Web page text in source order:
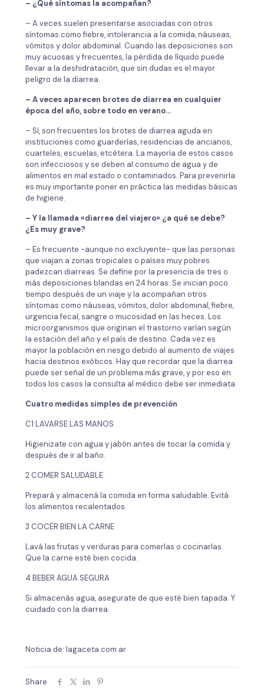
– ¿Qué síntomas la acompañan?
– A veces suelen presentarse asociadas con otros
síntomas como fiebre, intolerancia a la comida, náuseas,
vómitos y dolor abdominal. Cuando las deposiciones son
muy acuosas y frecuentes, la pérdida de líquido puede
llevar a la deshidratación, que sin dudas es el mayor
peligro de la diarrea.
– A veces aparecen brotes de diarrea en cualquier
época del año, sobre todo en verano…
– Sí, son frecuentes los brotes de diarrea aguda en
instituciones como guarderías, residencias de ancianos,
cuarteles, escuelas, etcétera. La mayoría de estos casos
son infecciosos y se deben al consumo de agua y de
alimentos en mal estado o contaminados. Para prevenirla
es muy importante poner en práctica las medidas básicas
de higiene.
– Y la llamada «diarrea del viajero» ¿a qué se debe?
¿Es muy grave?
– Es frecuente -aunque no excluyente- que las personas
que viajan a zonas tropicales o países muy pobres
padezcan diarreas. Se define por la presencia de tres o
más deposiciones blandas en 24 horas. Se inician poco
tiempo después de un viaje y la acompañan otros
síntomas como náuseas, vómitos, dolor abdominal, fiebre,
urgencia fecal, sangre o mucosidad en las heces. Los
microorganismos que originan el trastorno varían según
la estación del año y el país de destino. Cada vez es
mayor la población en riesgo debido al aumento de viajes
hacia destinos exóticos. Hay que recordar que la diarrea
puede ser señal de un problema más grave, y por eso en
todos los casos la consulta al médico debe ser inmediata.
Cuatro medidas simples de prevención
C1 LAVARSE LAS MANOS
Higienizate con agua y jabón antes de tocar la comida y
después de ir al baño.
2 COMER SALUDABLE
Prepará y almacená la comida en forma saludable. Evitá
los alimentos recalentados.
3 COCER BIEN LA CARNE
Lavá las frutas y verduras para comerlas o cocinarlas.
Que la carne esté bien cocida.
4 BEBER AGUA SEGURA
Si almacenás agua, asegurate de que esté bien tapada. Y
cuidado con la diarrea.
Noticia de: lagaceta.com.ar
Share